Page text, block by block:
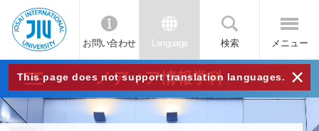
JIU
城西
お問い合わせ Language 検索 メニュー
This page does not support translation languages. ×
メディア情報学科